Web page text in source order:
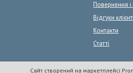
Повернення і
Відгуки
Контакти
Статті
Сайт створений на маркетплейсі